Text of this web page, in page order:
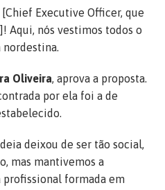
Executive Officer, que
Aqui, nós vestimos todos o
Oliveira, aprova a proposta.
por ela foi a de
deixou de ser tão social,
mas mantivemos a
formada em